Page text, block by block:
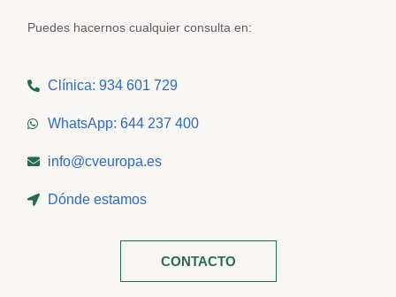
Puedes hacernos cualquier consulta en:
Clínica: 934 601 729
WhatsApp: 644 237 400
info@cveuropa.es
Dónde estamos
CONTACTO